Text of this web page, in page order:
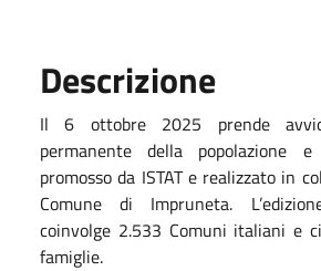
Descrizione
Il 6 ottobre 2025 prende
permanente della popolazione
promosso da ISTAT e realizzato in
Comune di Impruneta.
coinvolge 2.533 Comuni italiani e
famiglie.